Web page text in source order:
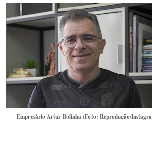
Empresário Artur Bolinha (Foto: Reprodução/